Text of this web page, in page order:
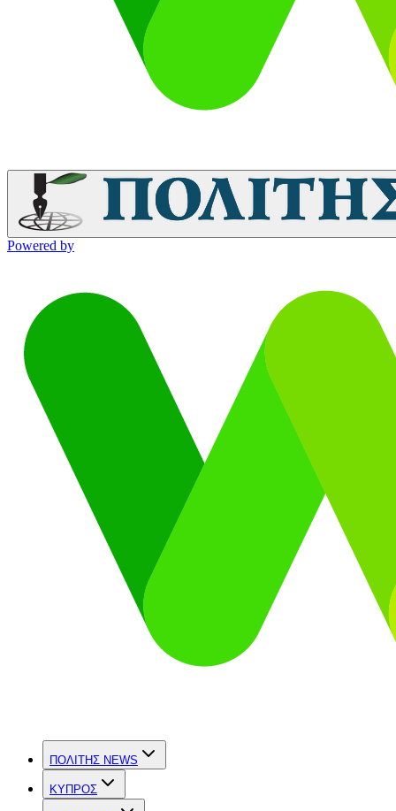
Powered by
ΠΟΛΙΤΗΣ NEWS
ΚΥΠΡΟΣ